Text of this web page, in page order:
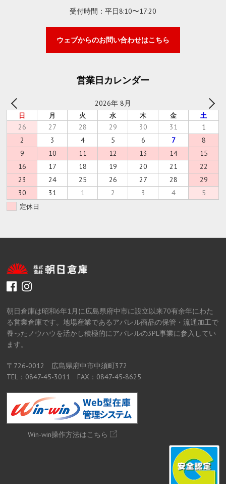
受付時間：平日8:10〜17:20
ウェブからのお問い合わせはこちら
営業日カレンダー
2026年 8月
日 月 火 水 木 金 土
26 27 28 29 30 31
1
2
3 4 5 6 7
8
9
10 11 12 13 14
15
16
17 18 19 20 21
22
23
24 25 26 27 28
29
30
31 1 2 3 4 5
定休日
facebook
朝日倉庫は昭和6年1月に広島県府中市に設立以来70有余年にわた
る営業倉庫です。地場産業であるアパレル商品の保管・流通加工で
養ったノウハウを活かし積極的にアパレルの3PL事業に参入してい
ます。
〒726-0012 広島県府中市中須町372
TEL：0847-45-3011 FAX：0847-45-8625
Win-win操作方法はこちら